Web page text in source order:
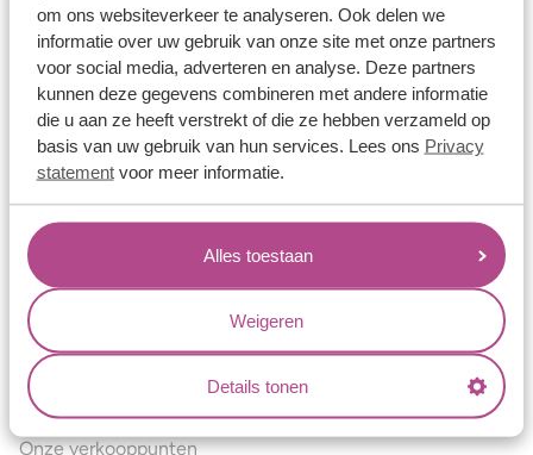
om ons websiteverkeer te analyseren. Ook delen we
informatie over uw gebruik van onze site met onze partners
voor social media, adverteren en analyse. Deze partners
kunnen deze gegevens combineren met andere informatie
die u aan ze heeft verstrekt of die ze hebben verzameld op
basis van uw gebruik van hun services. Lees ons Privacy
statementvoor meer informatie.
Alles toestaan
Weigeren
Details tonen
Over ons
Aller Spanninga
Historie
Certificaten
Blogs
Jouw voordelen
Conflictvrije Materialen
Oneindig veel mogelijkheden
Kwaliteit
Juweliers & Contact
Onze verkooppunten